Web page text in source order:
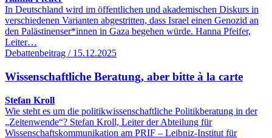
In Deutschland wird im öffentlichen und akademischen Diskurs in
verschiedenen Varianten abgestritten, dass Israel einen Genozid an
den Palästinenser*innen in Gaza begehen würde. Hanna Pfeifer,
Leiter…
Debattenbeitrag / 15.12.2025
Wissenschaftliche Beratung, aber bitte à la carte
Stefan Kroll
Wie steht es um die politikwissenschaftliche Politikberatung in der
„Zeitenwende“? Stefan Kroll, Leiter der Abteilung für
Wissenschaftskommunikation am PRIF – Leibniz-Institut für